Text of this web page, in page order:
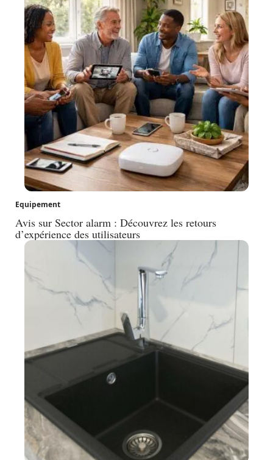
Equipement
Avis sur Sector alarm : Découvrez les retours
d’expérience des utilisateurs